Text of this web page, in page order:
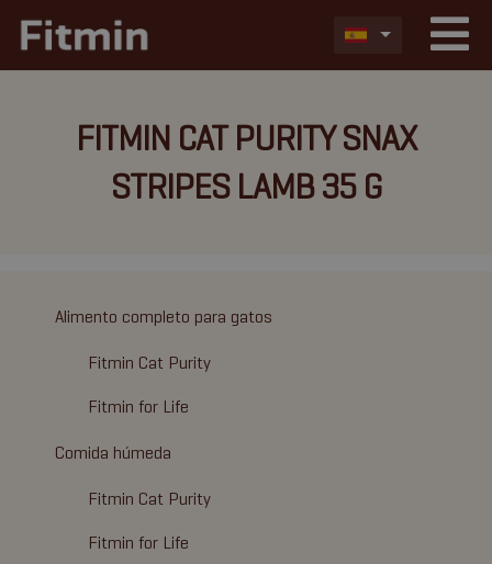
FITMIN CAT PURITY SNAX
STRIPES LAMB 35 G
Alimento completo para gatos
Fitmin Cat Purity
Fitmin for Life
Comida húmeda
Fitmin Cat Purity
Fitmin for Life